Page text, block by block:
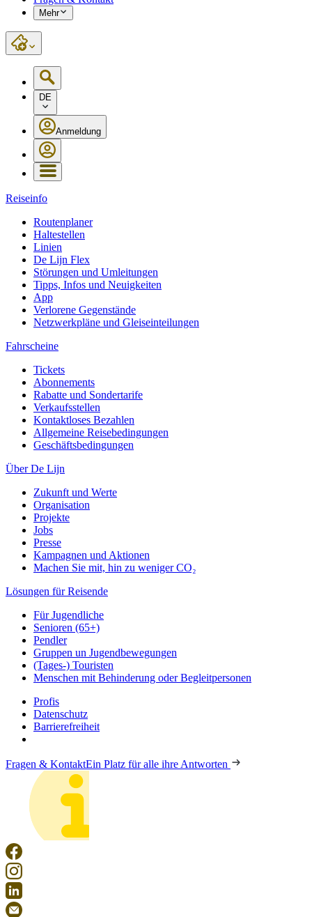
Mehr
DE
Anmeldung
Reiseinfo
Routenplaner
Haltestellen
Linien
De Lijn Flex
Störungen und Umleitungen
Tipps, Infos und Neuigkeiten
App
Verlorene Gegenstände
Netzwerkpläne und Gleiseinteilungen
Fahrscheine
Tickets
Abonnements
Rabatte und Sondertarife
Verkaufsstellen
Kontaktloses Bezahlen
Allgemeine Reisebedingungen
Geschäftsbedingungen
Über De Lijn
Zukunft und Werte
Organisation
Projekte
Jobs
Presse
Kampagnen und Aktionen
Machen Sie mit, hin zu weniger CO₂
Lösungen für Reisende
Für Jugendliche
Senioren (65+)
Pendler
Gruppen un Jugendbewegungen
(Tages-) Touristen
Menschen mit Behinderung oder Begleitpersonen
Profis
Datenschutz
Barrierefreiheit
Fragen & KontaktEin Platz für alle ihre Antworten